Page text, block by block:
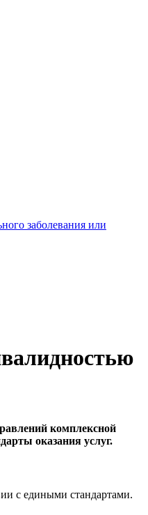
заболевания или
комплексной
оказания услуг.
с едиными стандартами.